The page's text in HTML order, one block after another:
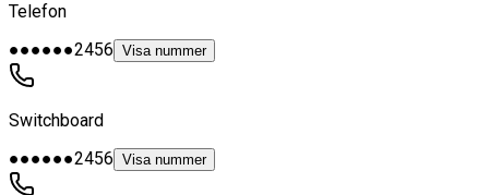
Telefon
●●●●●●2456 Visa nummer
Switchboard
●●●●●●2456 Visa nummer